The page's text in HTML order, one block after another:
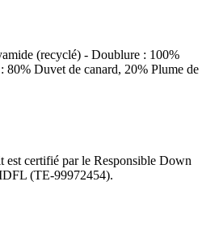
(recyclé) - Doublure : 100%
80% Duvet de canard, 20% Plume de
est certifié par le Responsible Down
(TE-99972454).